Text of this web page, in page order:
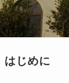
はじめに